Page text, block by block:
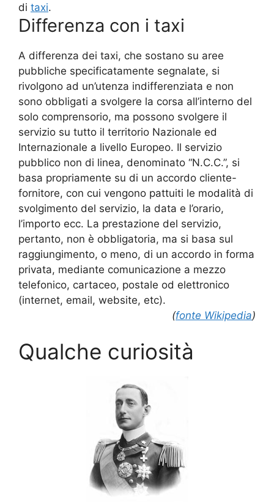
di taxi.
Differenza con i taxi
A differenza dei taxi, che sostano su aree
pubbliche specificatamente segnalate, si
rivolgono ad un’utenza indifferenziata e non
sono obbligati a svolgere la corsa all’interno del
solo comprensorio, ma possono svolgere il
servizio su tutto il territorio Nazionale ed
Internazionale a livello Europeo. Il servizio
pubblico non di linea, denominato “N.C.C.”, si
basa propriamente su di un accordo cliente-
fornitore, con cui vengono pattuiti le modalità di
svolgimento del servizio, la data e l’orario,
l’importo ecc. La prestazione del servizio,
pertanto, non è obbligatoria, ma si basa sul
raggiungimento, o meno, di un accordo in forma
privata, mediante comunicazione a mezzo
telefonico, cartaceo, postale od elettronico
(internet, email, website, etc).
(fonte Wikipedia)
Qualche curiosità